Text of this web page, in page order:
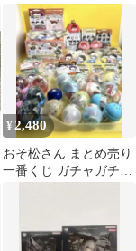
オ アクスタ フォト
カード ニケ
¥ 2,480
おそ松さん まとめ売り
一番くじ ガチャガチャ